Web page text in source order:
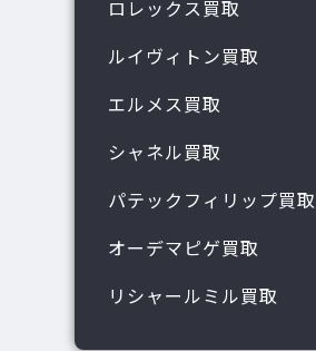
ロレックス買取
ルイヴィトン買取
エルメス買取
シャネル買取
パテックフィリップ買取
オーデマピゲ買取
リシャールミル買取